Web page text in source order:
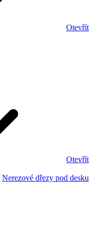
Otevřít
Otevřít
Nerezové dřezy pod desku